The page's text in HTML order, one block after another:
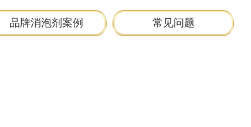
品牌消泡剂案例 常见问题